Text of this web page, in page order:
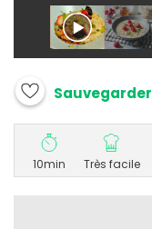
Sauvegarder
10min Très facile